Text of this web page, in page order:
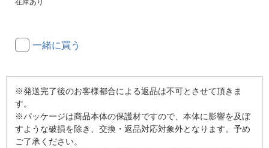
一緒に買う
※発送完了後のお客様都合による返品は不可とさせて頂きま
す。
※パッケージは商品本体の保護材ですので、本体に影響を及ぼ
すような破損を除き、交換・返品対応対象外となります。予め
ご了承ください。